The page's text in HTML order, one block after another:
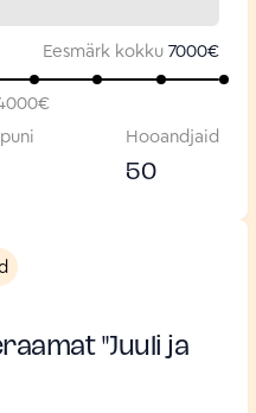
Eesmärk kokku 7000€
€
Hooandjaid
50
"Juuli ja